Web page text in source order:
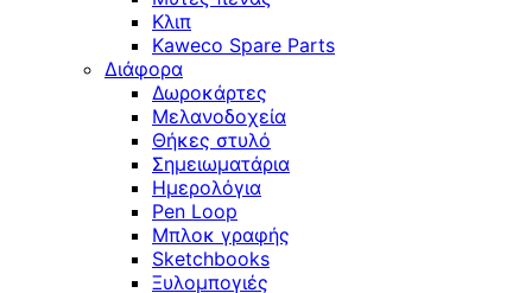
Κλιπ
Kaweco Spare Parts
Διάφορα
Δωροκάρτες
Μελανοδοχεία
Θήκες στυλό
Σημειωματάρια
Ημερολόγια
Pen Loop
Μπλοκ γραφής
Sketchbooks
Ξυλομπογιές